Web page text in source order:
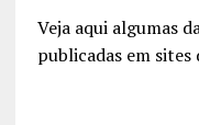
Veja aqui algumas
publicadas em